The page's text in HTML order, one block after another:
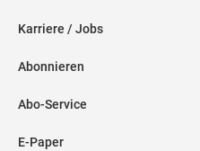
Karriere / Jobs
Abonnieren
Abo-Service
E-Paper